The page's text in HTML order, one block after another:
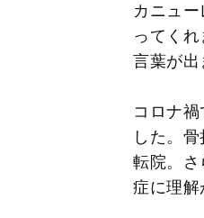
カニュ
ってく
言葉が出
コロナ
した。
転院。さ
症に理解